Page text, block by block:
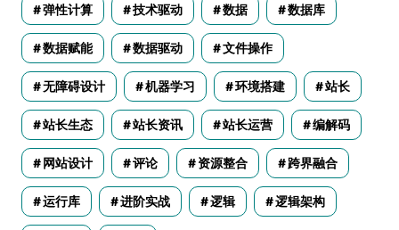
弹性计算 技术驱动 数据 数据库
数据赋能 数据驱动 文件操作
无障碍设计 机器学习 环境搭建 站长
站长生态 站长资讯 站长运营 编解码
网站设计 评论 资源整合 跨界融合
运行库 进阶实战 逻辑 逻辑架构